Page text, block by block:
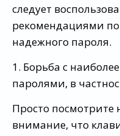
следует
рекомендациями
надежного пароля.
1. Борьба с
паролями, в
Просто посмотрите
внимание, что